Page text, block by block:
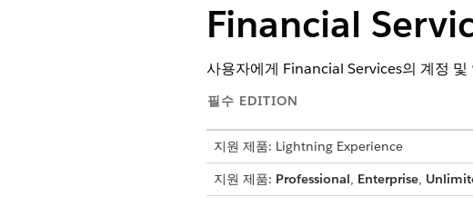
Financial
사용자에게 Financial Services의 계정
필수 EDITION
지원 제품: Lightning Experience
지원 제품: Professional, Enterprise,